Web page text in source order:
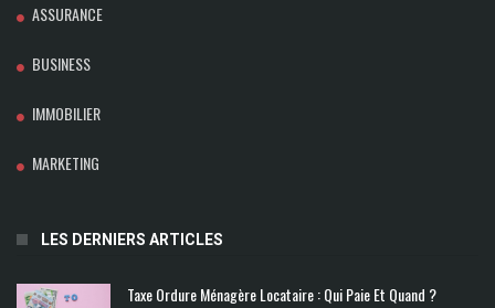
ASSURANCE
BUSINESS
IMMOBILIER
MARKETING
LES DERNIERS ARTICLES
Taxe Ordure Ménagère Locataire : Qui Paie Et Quand ?